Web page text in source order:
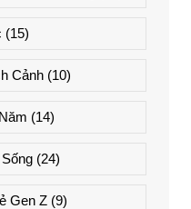
(15)
Cảnh (10)
(14)
(24)
Gen Z(9)